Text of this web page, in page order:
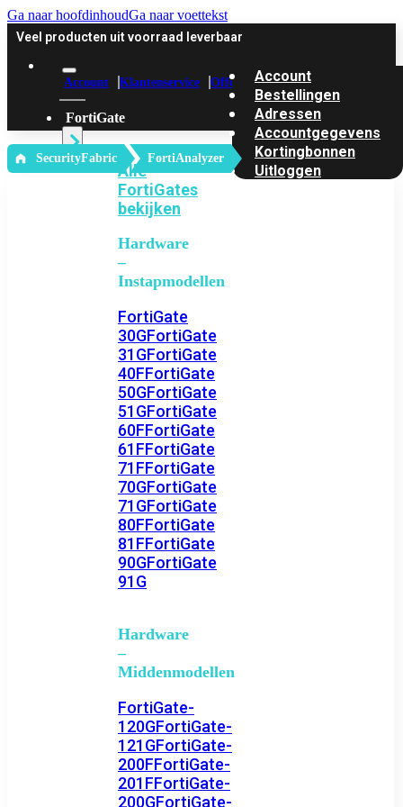
Ga naar hoofdinhoudGa naar voettekst
Veel producten uit voorraad leverbaar
Account Klantenservice Offerte
FortiGate
Alle
FortiGates
bekijken
Hardware
–
Instapmodellen
FortiGate
30GFortiGate
31GFortiGate
40FFortiGate
50GFortiGate
51GFortiGate
60FFortiGate
61FFortiGate
71FFortiGate
70GFortiGate
71GFortiGate
80FFortiGate
81FFortiGate
90GFortiGate
91G
Hardware
–
Middenmodellen
FortiGate-
120GFortiGate-
121GFortiGate-
200FFortiGate-
201FFortiGate-
200GFortiGate-
Account
Bestellingen
Adressen
Accountgegevens
Kortingbonnen
Uitloggen
‎ SecurityFabric FortiAnalyzer